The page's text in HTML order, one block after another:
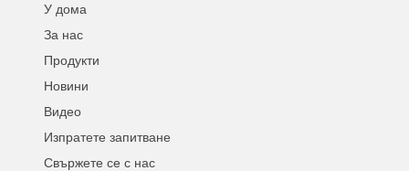
У дома
За нас
Продукти
Новини
Видео
Изпратете запитване
Свържете се с нас